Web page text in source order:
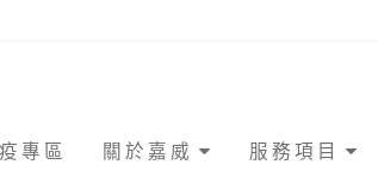
專區 關於嘉威 服務項目